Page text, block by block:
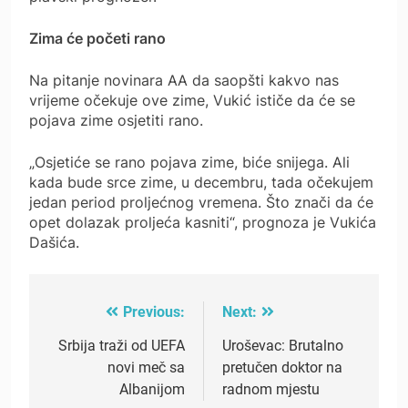
Zima će početi rano
Na pitanje novinara AA da saopšti kakvo nas
vrijeme očekuje ove zime, Vukić ističe da će se
pojava zime osjetiti rano.
„Osjetiće se rano pojava zime, biće snijega. Ali
kada bude srce zime, u decembru, tada očekujem
jedan period proljećnog vremena. Što znači da će
opet dolazak proljeća kasniti“, prognoza je Vukića
Dašića.
navigation
Previous:
Srbija traži od UEFA
novi meč sa
Albanijom
Next:
Uroševac: Brutalno
pretučen doktor na
radnom mjestu